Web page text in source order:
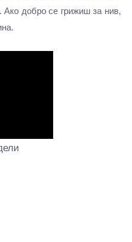
Ако добро се грижиш за нив,